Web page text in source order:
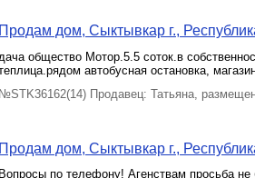
Продам дом, Сыктывкар г.,
дача общество Мотор.5.5 соток.в
автобусная остановка,
№STK36162(14) Продавец: Татьяна,
Продам дом, Сыктывкар г.,
Вопросы по телефону! Агенствам просьба не